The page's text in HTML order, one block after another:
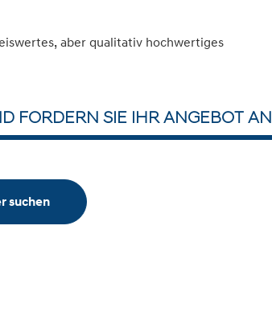
aber qualitativ hochwertiges
FORDERN SIE IHR ANGEBOT AN
suchen